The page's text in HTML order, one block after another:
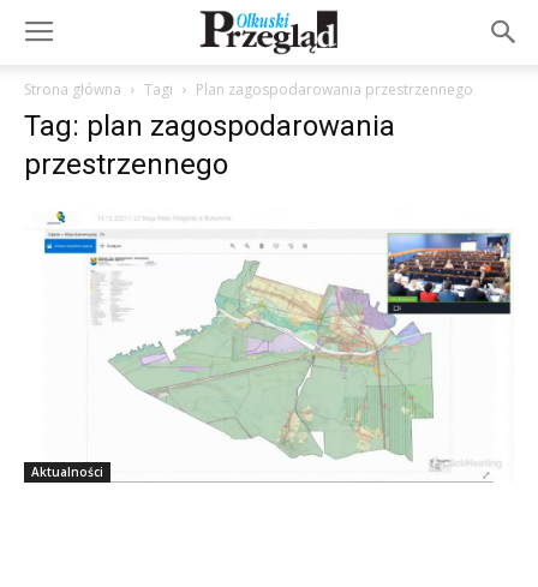
Strona główna Tagi Plan zagospodarowania przestrzennego
Tag: plan zagospodarowania
przestrzennego
Aktualności